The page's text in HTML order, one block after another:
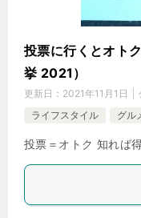
投票に行くとオト
挙 2021）
更新日： 2021年11月1日
ライフスタイル
グル
投票＝オトク 知れば